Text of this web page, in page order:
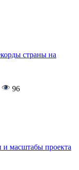
страны на
96
и масштабы проекта